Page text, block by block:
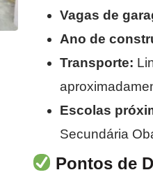
Vagas de
Ano de
Transporte:
Escolas
Secundária
Pontos de